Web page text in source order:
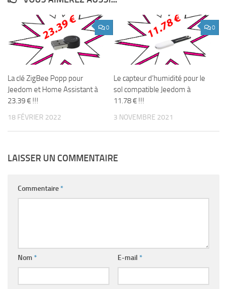
0
La clé ZigBee Popp pour
Jeedom et Home Assistant à
23.39 € !!!
18 FÉVRIER 2022
0
Le capteur d’humidité pour le
sol compatible Jeedom à
11.78 € !!!
3 NOVEMBRE 2021
LAISSER UN COMMENTAIRE
Commentaire*
Nom * E-mail *